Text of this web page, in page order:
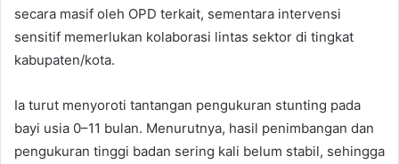
secara masif oleh OPD terkait, sementara intervensi
sensitif memerlukan kolaborasi lintas sektor di tingkat
kabupaten/kota.
Ia turut menyoroti tantangan pengukuran stunting pada
bayi usia 0–11 bulan. Menurutnya, hasil penimbangan dan
pengukuran tinggi badan sering kali belum stabil, sehingga